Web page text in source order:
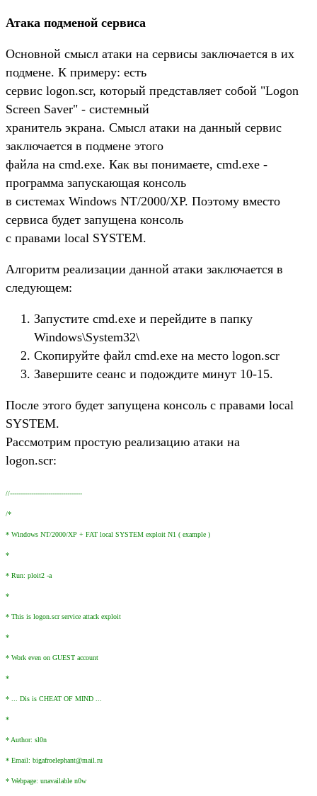
Атака подменой сервиса
Основной смысл атаки на сервисы заключается в их
подмене. К примеру: есть
сервис logon.scr, который представляет собой "Logon
Screen Saver" - системный
хранитель экрана. Смысл атаки на данный сервис
заключается в подмене этого
файла на cmd.exe. Как вы понимаете, cmd.exe -
программа запускающая консоль
в системах Windows NT/2000/XP. Поэтому вместо
сервиса будет запущена консоль
с правами local SYSTEM.
Алгоритм реализации данной атаки заключается в
следующем:
Запустите cmd.exe и перейдите в папку
Windows\System32\
Скопируйте файл cmd.exe на место logon.scr
Завершите сеанс и подождите минут 10-15.
После этого будет запущена консоль с правами local
SYSTEM.
Рассмотрим простую реализацию атаки на
logon.scr:
//----------------------------------
/*
* Windows NT/2000/XP + FAT local SYSTEM exploit N1 ( example )
*
* Run: ploit2 -a
*
* This is logon.scr service attack exploit
*
* Work even on GUEST account
*
* ... Dis is CHEAT OF MIND ...
*
* Author: sl0n
* Email: bigafroelephant@mail.ru
* Webpage: unavailable n0w